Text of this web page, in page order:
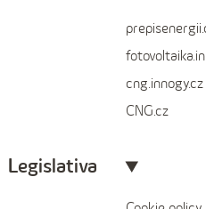
cng.innogy.cz
CNG.cz
Legislativa